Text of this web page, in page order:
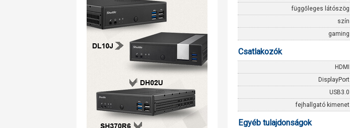
függőleges látószög
szín
gaming
Csatlakozók
HDMI
DisplayPort
USB3.0
fejhallgató kimenet
Egyéb tulajdonságok